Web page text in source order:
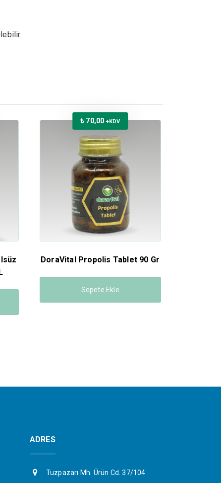
DoraVital Propolis Tablet 90 Gr
₺ 70,00 +KDV
Sepete Ekle
ADRES
Tuzpazarı Mh. Ürün Cd. 37/104